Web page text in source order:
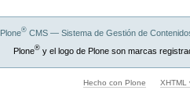
Plone®CMS — Sistema de Gestión de
Plone®y el logo de Plone son marcas
Hecho con Plone XHTML